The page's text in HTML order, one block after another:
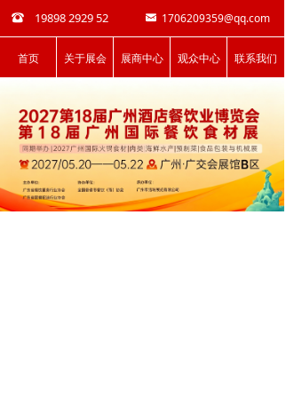
뀰 낂 1706209359@qq.com
19898 2929 52
首页 关于展会 展商中心 观众中心 联系我们